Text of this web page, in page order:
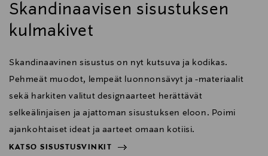
Skandinaavisen sisustuksen
kulmakivet
Skandinaavinen sisustus on nyt kutsuva ja kodikas.
Pehmeät muodot, lempeät luonnonsävyt ja -materiaalit
sekä harkiten valitut designaarteet herättävät
selkeälinjaisen ja ajattoman sisustuksen eloon. Poimi
ajankohtaiset ideat ja aarteet omaan kotiisi.
KATSO SISUSTUSVINKIT